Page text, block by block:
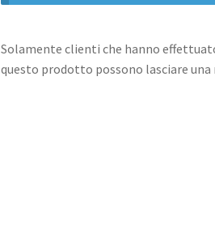
Solamente clienti che hanno
questo prodotto possono lasciare una